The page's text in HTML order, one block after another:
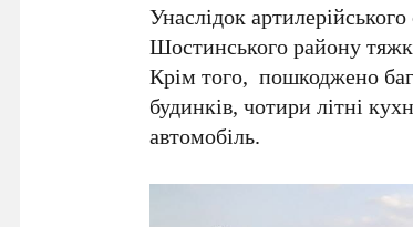
Унаслідок
Шостинського району
Крім того, пошкоджено
будинків, чотири літні
автомобіль.